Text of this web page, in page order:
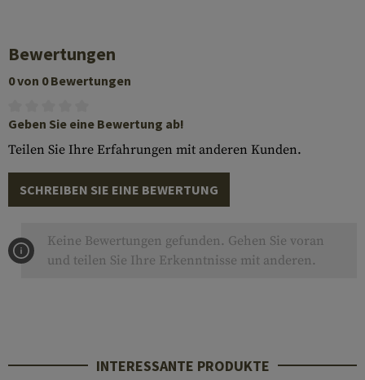
Bewertungen
0 von 0 Bewertungen
Geben Sie eine Bewertung ab!
Teilen Sie Ihre Erfahrungen mit anderen Kunden.
SCHREIBEN SIE EINE BEWERTUNG
Keine Bewertungen gefunden. Gehen Sie voran
und teilen Sie Ihre Erkenntnisse mit anderen.
INTERESSANTE PRODUKTE